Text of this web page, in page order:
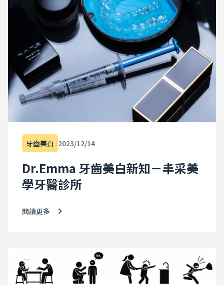
牙齒美白 2023/12/14
Dr.Emma 牙齒美白新知－丰采美
學牙醫診所
閱讀更多